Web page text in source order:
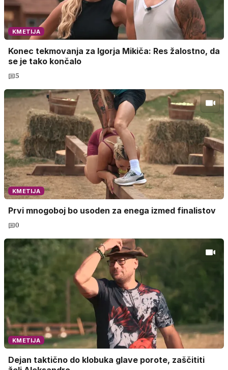
KMETIJA
Konec tekmovanja za Igorja Mikiča: Res žalostno, da
se je tako končalo
5
KMETIJA
Prvi mnogoboj bo usoden za enega izmed finalistov
0
KMETIJA
Dejan taktično do klobuka glave porote, zaščititi